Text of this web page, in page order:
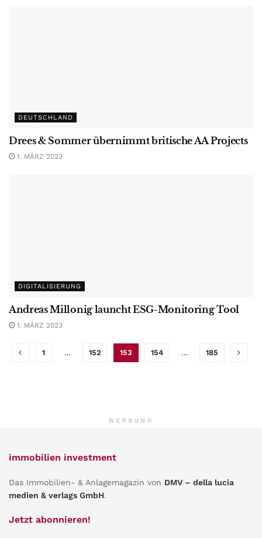
DEUTSCHLAND
Drees & Sommer übernimmt britische AA Projects
1. MÄRZ 2023
DIGITALISIERUNG
Andreas Millonig launcht ESG-Monitoring Tool
1. MÄRZ 2023
1 … 152 153 154 … 185
WERBUNG
immobilien investment
Das Immobilien- & Anlagemagazin von DMV – della lucia
medien & verlags GmbH.
Jetzt abonnieren!